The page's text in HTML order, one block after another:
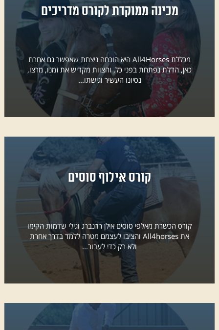
מכינה ממוקדת לקורס מדריכים
מכללת All4Horses היא הוכחה ניצחת שאפשר גם אחרת
כאן, הדלת נפתחת בפני כל, והצוות מקדיש את זמנו, מרצו,
נסיונו העשיר וגישתו...
קורס אילוף סוסים
קורס הכשרת מאלפי סוסים אילן רוזנברג וגילי שדמות הקימו
את All4horses והציבו לעצמם מטרה ללמד בדרך אחרת
ולא רק כדי לעבור...